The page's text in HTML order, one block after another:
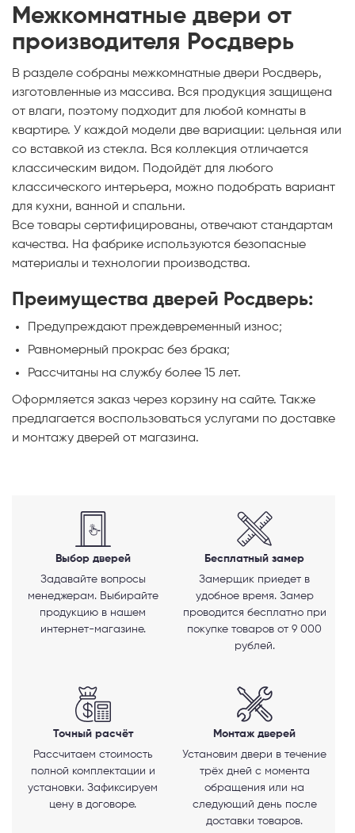
Межкомнатные двери от
производителя Росдверь
В разделе собраны межкомнатные двери Росдверь,
изготовленные из массива. Вся продукция защищена
от влаги, поэтому подходит для любой комнаты в
квартире. У каждой модели две вариации: цельная или
со вставкой из стекла. Вся коллекция отличается
классическим видом. Подойдёт для любого
классического интерьера, можно подобрать вариант
для кухни, ванной и спальни.
Все товары сертифицированы, отвечают стандартам
качества. На фабрике используются безопасные
материалы и технологии производства.
Преимущества дверей Росдверь:
Предупреждают преждевременный износ;
Равномерный прокрас без брака;
Рассчитаны на службу более 15 лет.
Оформляется заказ через корзину на сайте. Также
предлагается воспользоваться услугами по доставке
и монтажу дверей от магазина.
Выбор дверей
Задавайте вопросы
менеджерам. Выбирайте
продукцию в нашем
интернет-магазине.
Бесплатный замер
Замерщик приедет в
удобное время. Замер
проводится бесплатно при
покупке товаров от 9 000
рублей.
Точный расчёт
Рассчитаем стоимость
полной комплектации и
установки. Зафиксируем
цену в договоре.
Монтаж дверей
Установим двери в течение
трёх дней с момента
обращения или на
следующий день после
доставки товаров.
Телефон
Выберите способ связи
Telegram
данных